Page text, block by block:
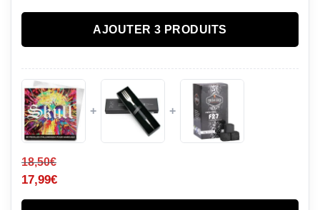
AJOUTER 3 PRODUITS
+ +
18,50€
17,99€